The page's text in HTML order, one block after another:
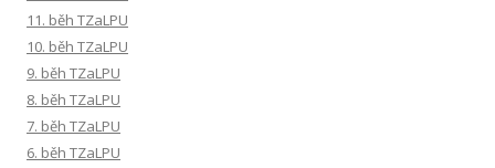
11. běh TZaLPU
10. běh TZaLPU
9. běh TZaLPU
8. běh TZaLPU
7. běh TZaLPU
6. běh TZaLPU